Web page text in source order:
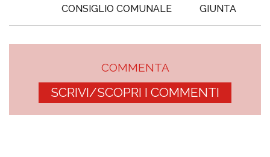
CONSIGLIO COMUNALE
GIUNTA
COMMENTA
SCRIVI/SCOPRI I COMMENTI